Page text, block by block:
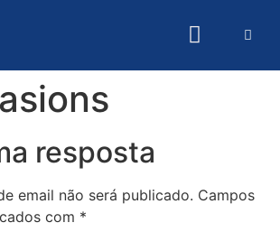
resposta
email não será publicado. Campos
com *